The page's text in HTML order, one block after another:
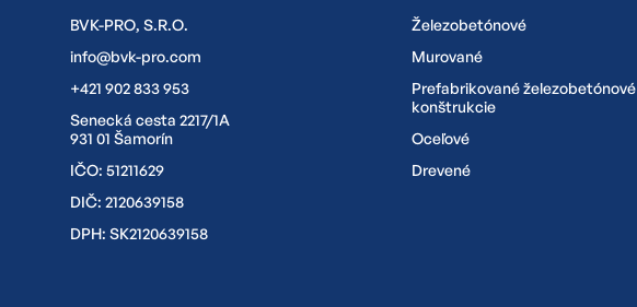
BVK-PRO, S.R.O.
info@bvk-pro.com
+421 902 833 953
Senecká cesta 2217/1A
931 01 Šamorín
IČO: 51211629
DIČ: 2120639158
DPH: SK2120639158
Železobetónové
Murované
Prefabrikované železobetónové
konštrukcie
Oceľové
Drevené